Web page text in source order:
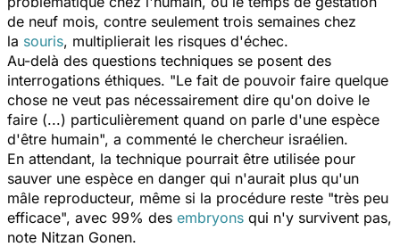
de neuf mois, contre seulement trois semaines chez
la souris, multiplierait les risques d'échec.
Au-delà des questions techniques se posent des
interrogations éthiques. "Le fait de pouvoir faire quelque
chose ne veut pas nécessairement dire qu'on doive le
faire (...) particulièrement quand on parle d'une espèce
d'être humain", a commenté le chercheur israélien.
En attendant, la technique pourrait être utilisée pour
sauver une espèce en danger qui n'aurait plus qu'un
mâle reproducteur, même si la procédure reste "très peu
efficace", avec 99% des embryons qui n'y survivent pas,
note Nitzan Gonen.